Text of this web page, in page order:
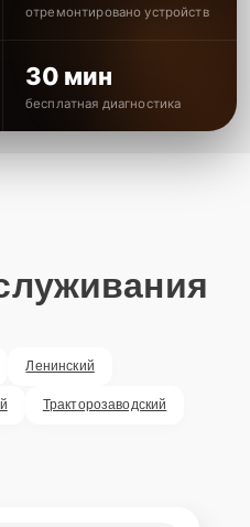
отремонтировано устройств
30 мин
бесплатная диагностика
Ленинский
Тракторозаводский